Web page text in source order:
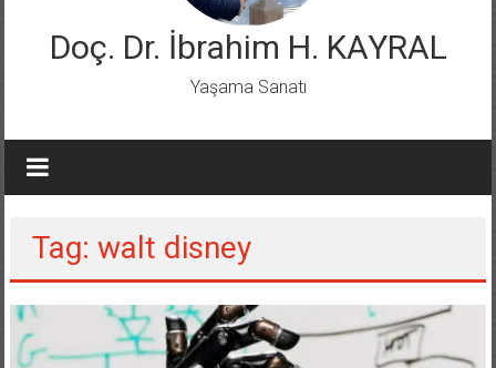
Doç. Dr. İbrahim H. KAYRAL
Yaşama Sanatı
Tag: walt disney